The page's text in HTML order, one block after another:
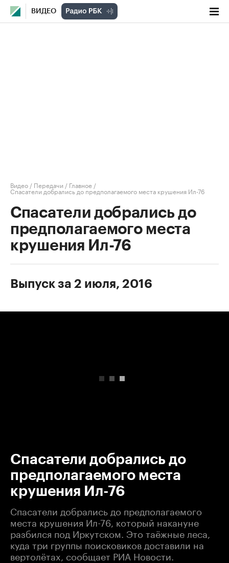
ВИДЕО
Видео / Передачи / Главное /
Спасатели добрались до предполагаемого места крушения Ил-76
Спасатели добрались до
предполагаемого места
крушения Ил-76
Выпуск за 2 июля, 2016
Спасатели добрались до
предполагаемого места
крушения Ил-76
Спасатели добрались до предполагаемого
места крушения Ил-76, который накануне
разбился под Иркутском. Это таёжные леса,
куда три группы поисковиков доставили на
вертолётах, сообщает РИА Новости.